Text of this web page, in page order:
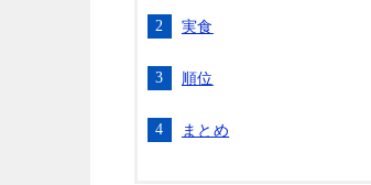
実食
順位
まとめ